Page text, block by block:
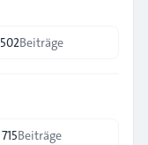
502Beiträge
715Beiträge